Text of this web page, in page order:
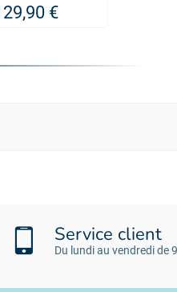
-
SELLIER
€
Service client
Du lundi au vendredi de